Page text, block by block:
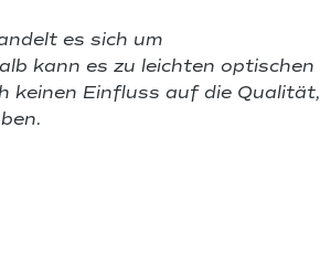
es sich um
kann es zu leichten optischen
keinen Einfluss auf die Qualität,